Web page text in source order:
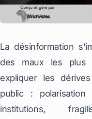
La désinformation
des maux les plus
expliquer les
public :
institutions,